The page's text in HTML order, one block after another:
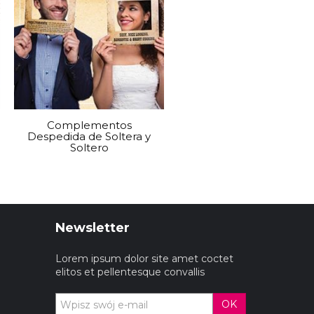
en la temporada de Navidad y que
es la fiesta de año nuevo la que marca un
el final de un ciclo que viene con uno nuevo
en abril por lo que es común encontrar los
de graduaciones escolares siendo algo
una etapa y el inicio de una nueva.
se pueden encontrar toda clase de
alrededor de todo el mundo.
Complementos
Despedida de Soltera y
Soltero
Newsletter
Lorem ipsum dolor site amet coctet
elitos et pellentesque convallis
OK